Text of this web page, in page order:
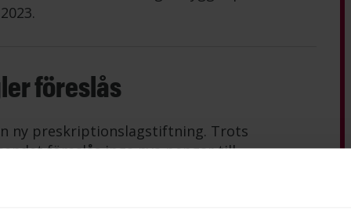
föreslås
ny preskriptionslagstiftning. Trots
föreslås inga nya pengar till